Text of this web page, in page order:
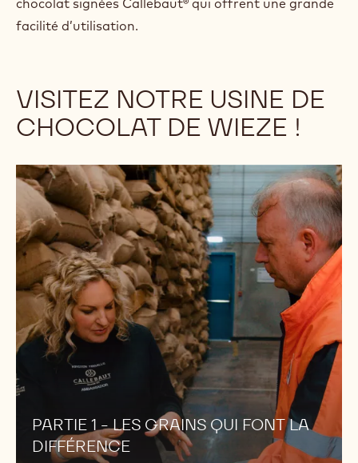
chocolat signées Callebaut® qui offrent une grande
facilité d’utilisation.
VISITEZ NOTRE USINE DE
CHOCOLAT DE WIEZE !
PARTIE 1 - LES GRAINS QUI FONT LA
DIFFÉRENCE
PARTIE
-
LES
GRAINS
QUI
FONT
DIFFÉRENCE